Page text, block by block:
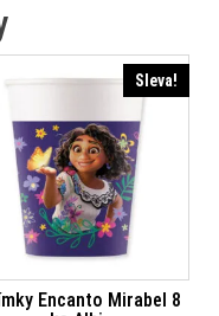
Sleva!
Encanto Mirabel 8